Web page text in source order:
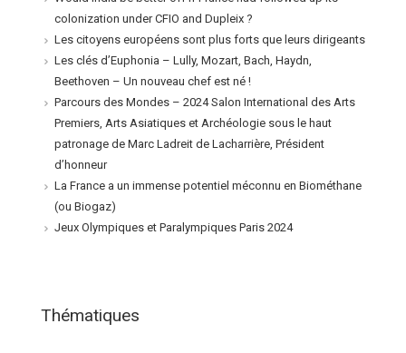
colonization under CFIO and Dupleix ?
Les citoyens européens sont plus forts que leurs dirigeants
Les clés d’Euphonia – Lully, Mozart, Bach, Haydn,
Beethoven – Un nouveau chef est né !
Parcours des Mondes – 2024 Salon International des Arts
Premiers, Arts Asiatiques et Archéologie sous le haut
patronage de Marc Ladreit de Lacharrière, Président
d’honneur
La France a un immense potentiel méconnu en Biométhane
(ou Biogaz)
Jeux Olympiques et Paralympiques Paris 2024
Thématiques